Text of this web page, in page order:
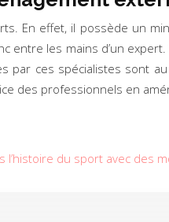
En effet, il possède un
entre les mains d’un
par ces spécialistes sont
des professionnels en
l’histoire du sport avec des